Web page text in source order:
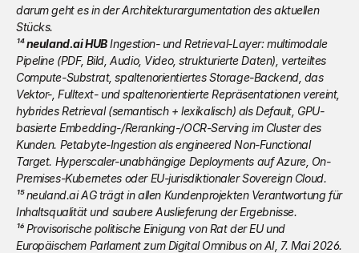
darum geht es in der Architekturargumentation des aktuellen
Stücks.
¹⁴ neuland.ai HUB Ingestion- und Retrieval-Layer: multimodale
Pipeline (PDF, Bild, Audio, Video, strukturierte Daten), verteiltes
Compute-Substrat, spaltenorientiertes Storage-Backend, das
Vektor-, Fulltext- und spaltenorientierte Repräsentationen vereint,
hybrides Retrieval (semantisch + lexikalisch) als Default, GPU-
basierte Embedding-/Reranking-/OCR-Serving im Cluster des
Kunden. Petabyte-Ingestion als engineered Non-Functional
Target. Hyperscaler-unabhängige Deployments auf Azure, On-
Premises-Kubernetes oder EU-jurisdiktionaler Sovereign Cloud.
¹⁵ neuland.ai AG trägt in allen Kundenprojekten Verantwortung für
Inhaltsqualität und saubere Auslieferung der Ergebnisse.
¹⁶ Provisorische politische Einigung von Rat der EU und
Europäischem Parlament zum Digital Omnibus on AI, 7. Mai 2026.